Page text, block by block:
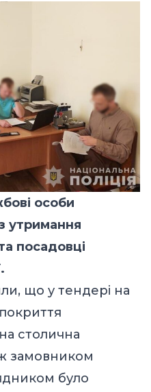
особи
утримання
посадовці
що у тендері на
столична
замовником
було